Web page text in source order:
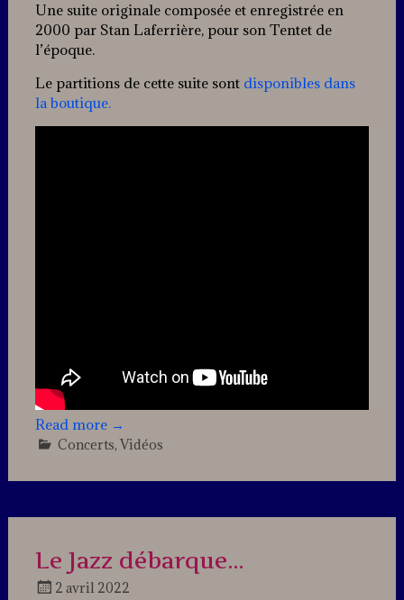
Jazz
Une suite originale composée et enregistrée en
2000 par Stan Laferrière, pour son Tentet de
l’époque.
Le partitions de cette suite sont disponibles dans
la boutique.
Read more →
Concerts, Vidéos
Comments
Le Jazz débarque…
2 avril 2022